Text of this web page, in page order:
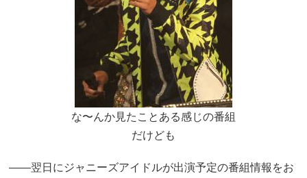
な〜んか見たことある感じの番組
だけども
――翌日にジャニーズアイドルが出演予定の番組情報をお